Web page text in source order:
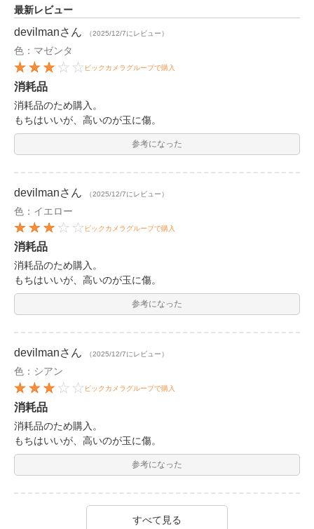
最新レビュー
devilmanさん （2025/12/7にレビュー）
色：マゼンタ
ビックカメラグループで購入
消耗品
消耗品のため購入。
もちはいいが、高いのが玉に傷。
参考になった
devilmanさん （2025/12/7にレビュー）
色：イエロー
ビックカメラグループで購入
消耗品
消耗品のため購入。
もちはいいが、高いのが玉に傷。
参考になった
devilmanさん （2025/12/7にレビュー）
色：シアン
ビックカメラグループで購入
消耗品
消耗品のため購入。
もちはいいが、高いのが玉に傷。
参考になった
すべて見る